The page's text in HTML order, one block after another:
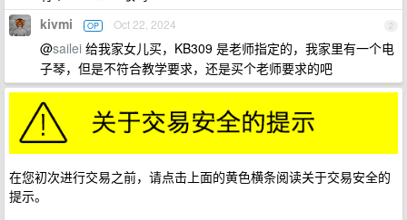
2
kivmi OP Oct 22, 2024
@sailei 给我家女儿买，KB309 是老师指定的，我家里有一个电
子琴，但是不符合教学要求，还是买个老师要求的吧
在您初次进行交易之前，请点击上面的黄色横条阅读关于交易安全的
提示。